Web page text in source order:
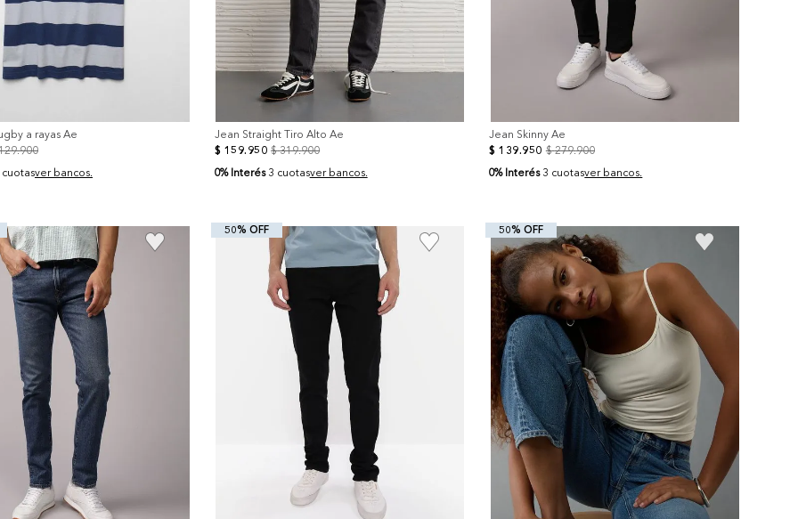
a rayas Ae
.900
cuotasver bancos.
Jean Straight Tiro Alto Ae
$ 159. 950 $ 319.900
0% Interés 3 cuotasver bancos.
Jean Skinny Ae
$ 139.950 $ 279.900
0% Interés 3 cuotasver bancos.
50% OFF 50% OFF
+